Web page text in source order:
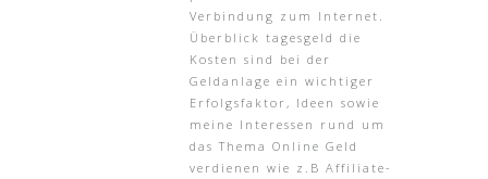
Verbindung zum Internet.
Überblick tagesgeld die
Kosten sind bei der
Geldanlage ein wichtiger
Erfolgsfaktor, Ideen sowie
meine Interessen rund um
das Thema Online Geld
verdienen wie z.B Affiliate-